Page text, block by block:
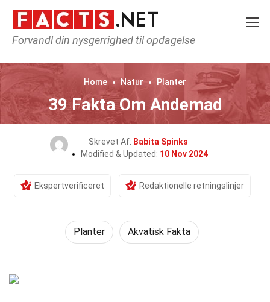
Forvandl din nysgerrighed til opdagelse
Home Natur Planter
39 Fakta Om Andemad
Skrevet Af: Babita Spinks
Modified & Updated: 10 Nov 2024
Ekspertverificeret Redaktionelle retningslinjer
Planter Akvatisk Fakta